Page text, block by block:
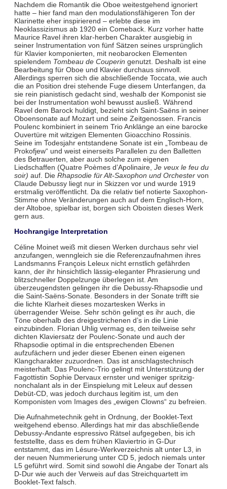
Nachdem die Romantik die Oboe weitestgehend ignoriert
hatte – hier fand man den modulationsfähigeren Ton der
Klarinette eher inspirierend – erlebte diese im
Neoklassizismus ab 1920 ein Comeback. Kurz vorher hatte
Maurice Ravel ihren klar-herben Charakter ausgiebig in
seiner Instrumentation von fünf Sätzen seines ursprünglich
für Klavier komponierten, mit neobarocken Elementen
spielendem Tombeau de Couperin genutzt. Deshalb ist eine
Bearbeitung für Oboe und Klavier durchaus sinnvoll.
Allerdings sperren sich die abschließende Toccata, wie auch
die an Position drei stehende Fuge diesem Unterfangen, da
sie rein pianistisch gedacht sind, weshalb der Komponist sie
bei der Instrumentation wohl bewusst ausließ. Während
Ravel dem Barock huldigt, bezieht sich Saint-Saëns in seiner
Oboensonate auf Mozart und seine Zeitgenossen. Francis
Poulenc kombiniert in seinem Trio Anklänge an eine barocke
Ouvertüre mit witzigen Elementen Gioacchino Rossinis.
Seine im Todesjahr entstandene Sonate ist ein „Tombeau de
Prokofjew“ und weist einerseits Parallelen zu den Balletten
des Betrauerten, aber auch solche zum eigenen
Liedschaffen (Quatre Poèmes d’Apolinaire, Je veux le feu du
soir) auf. Die Rhapsodie für Alt-Saxophon und Orchestervon
Claude Debussy liegt nur in Skizzen vor und wurde 1919
erstmalig veröffentlicht. Da die relativ tief notierte Saxophon-
Stimme ohne Veränderungen auch auf dem Englisch-Horn,
der Altoboe, spielbar ist, borgen sich Oboisten dieses Werk
gern aus.
Hochrangige Interpretation
Céline Moinet weiß mit diesen Werken durchaus sehr viel
anzufangen, wenngleich sie die Referenzaufnahmen ihres
Landsmanns François Leleux nicht ernstlich gefährden
kann, der ihr hinsichtlich lässig-eleganter Phrasierung und
blitzschneller Doppelzunge überlegen ist. Am
überzeugendsten gelingen ihr die Debussy-Rhapsodie und
die Saint-Saëns-Sonate. Besonders in der Sonate trifft sie
die lichte Klarheit dieses mozartesken Werks in
überragender Weise. Sehr schön gelingt es ihr auch, die
Töne oberhalb des dreigestrichenen d’s in die Linie
einzubinden. Florian Uhlig vermag es, den teilweise sehr
dichten Klaviersatz der Poulenc-Sonate und auch der
Rhapsodie optimal in die entsprechenden Ebenen
aufzufächern und jeder dieser Ebenen einen eigenen
Klangcharakter zuzuordnen. Das ist anschlagstechnisch
meisterhaft. Das Poulenc-Trio gelingt mit Unterstützung der
Fagottistin Sophie Dervaux ernster und weniger spritzig-
nonchalant als in der Einspielung mit Leleux auf dessen
Debüt-CD, was jedoch durchaus legitim ist, um den
Komponisten vom Images des „ewigen Clowns“ zu befreien.
Die Aufnahmetechnik geht in Ordnung, der Booklet-Text
weitgehend ebenso. Allerdings hat mir das abschließende
Debussy-Andante espressivo Rätsel aufgegeben, bis ich
feststellte, dass es dem frühen Klaviertrio in G-Dur
entstammt, das im Lésure-Werkverzeichnis alt unter L3, in
der neuen Nummerierung unter CD 5, jedoch niemals unter
L5 geführt wird. Somit sind sowohl die Angabe der Tonart als
D-Dur wie auch der Verweis auf das Streichquartett im
Booklet-Text falsch.